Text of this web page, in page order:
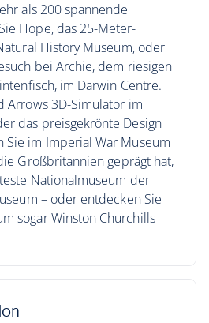
als 200 spannende
Hope, das 25-Meter-
History Museum, oder
bei Archie, dem riesigen
im Darwin Centre.
Arrows 3D-Simulator im
das preisgekrönte Design
Sie im Imperial War Museum
Großbritannien geprägt hat,
Nationalmuseum der
– oder entdecken Sie
sogar Winston Churchills